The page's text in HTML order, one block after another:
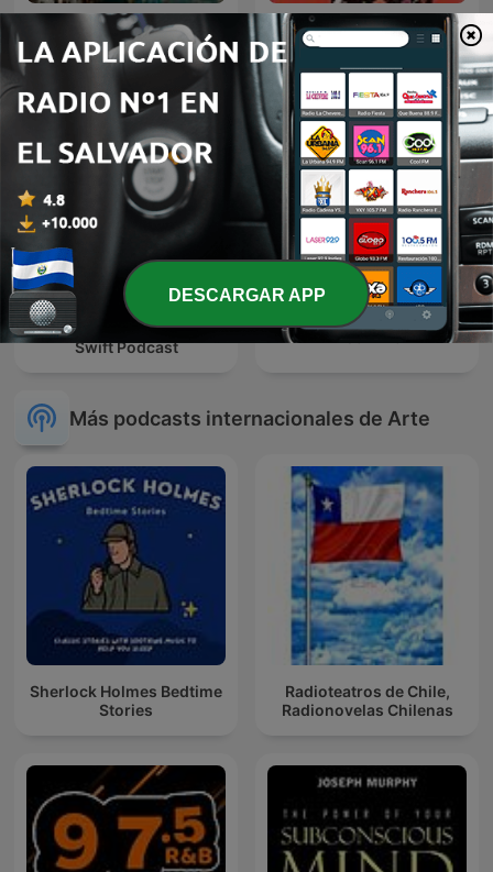
Radio Del Campamento
Mestizo
Español
Taylors Era - De Taylor
Swift Podcast
Insomnio
Más podcasts internacionales de Arte
Sherlock Holmes Bedtime
Stories
Radioteatros de Chile,
Radionovelas Chilenas
DESCARGAR APP